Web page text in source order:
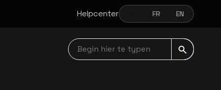
Helpcenter NEDERLANDSFRANÇAIS
FR ENGLISH
EN
Begin hier te typen navbar